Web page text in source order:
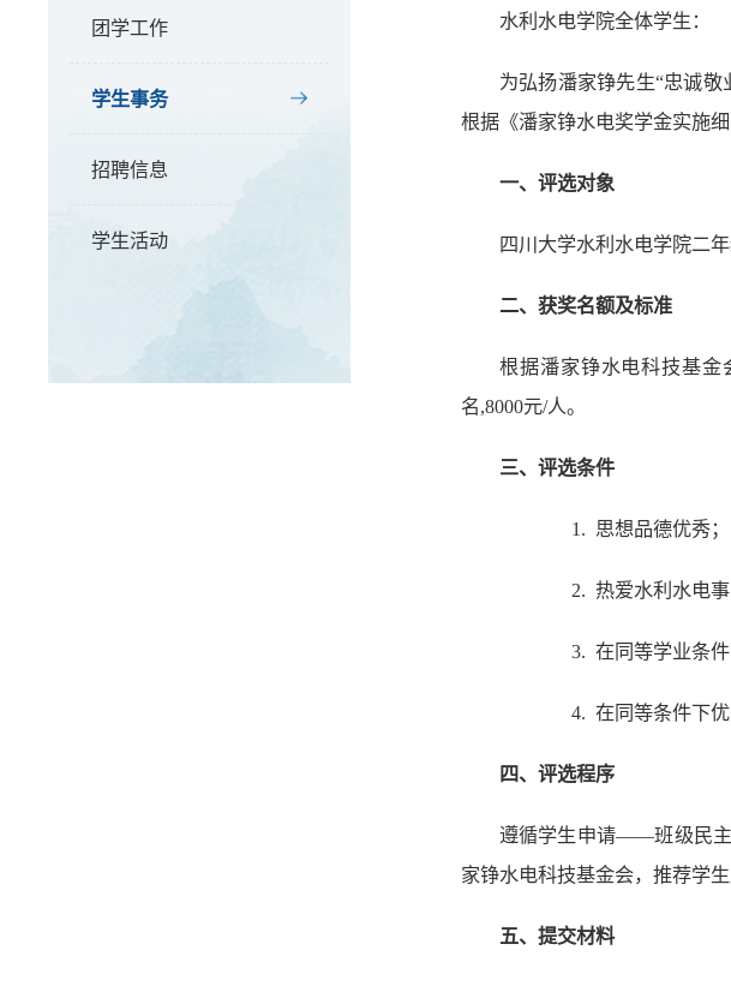
团学工作
学生事务
招聘信息
学生活动
水利水电学院全体学生：
为弘扬潘家铮先生“忠诚敬
根据《潘家铮水电奖学金实施
一、评选对象
四川大学水利水电学院二
二、获奖名额及标准
根据潘家铮水电科技基金
名,8000元/人。
三、评选条件
1. 思想品德优秀；
2. 热爱水利水电
3. 在同等学业条
4. 在同等条件下
四、评选程序
遵循学生申请——班级民
家铮水电科技基金会，推荐学
五、提交材料